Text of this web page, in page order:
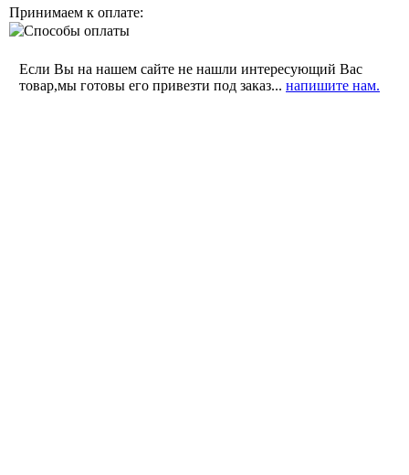
Принимаем к оплате:
Если Вы на нашем сайте не нашли интересующий Вас
товар,мы готовы его привезти под заказ... напишите нам.